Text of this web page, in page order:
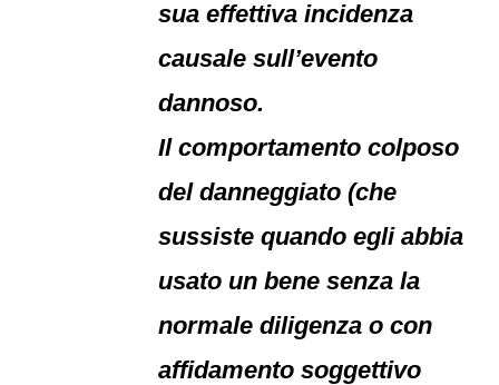
sua effettiva incidenza
causale sull’evento
dannoso.
Il comportamento colposo
del danneggiato (che
sussiste quando egli abbia
usato un bene senza la
normale diligenza o con
affidamento soggettivo